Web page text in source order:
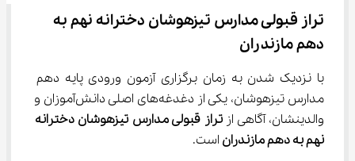
تراز قبولی مدارس تیزهوشان دخترانه نهم به
دهم مازندران
با نزدیک شدن به زمان برگزاری آزمون ورودی پایه دهم
مدارس تیزهوشان، یکی از دغدغه‌های اصلی دانش‌آموزان و
والدینشان، آگاهی از تراز قبولی مدارس تیزهوشان دخترانه
نهم به دهم مازندران است.